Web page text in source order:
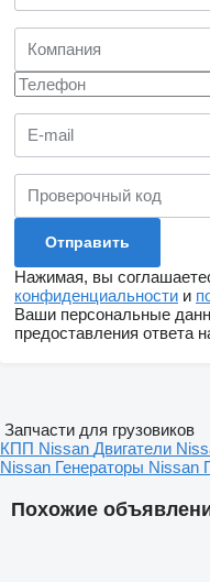
Нажимая, вы
конфиденциальности и
Ваши персональные
предоставления ответа
Похожие
Запчасти для грузовиков
КПП Nissan Двигатели
Nissan Генераторы Nissan